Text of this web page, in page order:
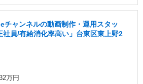
チャンネルの動画制作・運用スタッ
員/有給消化率高い」台東区東上野2
万円